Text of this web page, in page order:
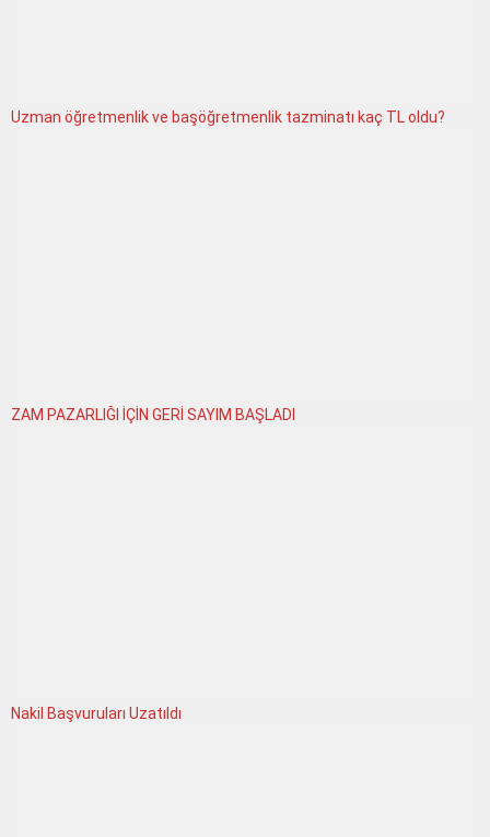
Uzman öğretmenlik ve başöğretmenlik tazminatı kaç TL oldu?
ZAM PAZARLIĞI İÇİN GERİ SAYIM BAŞLADI
Nakil Başvuruları Uzatıldı